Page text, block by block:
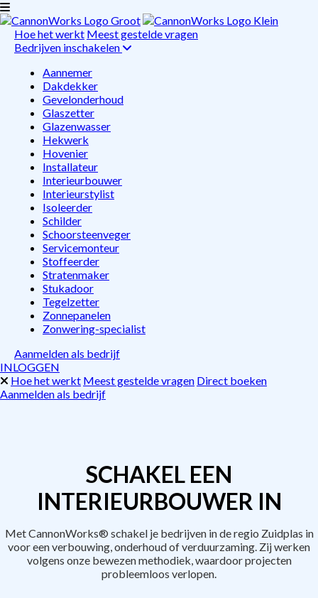
Hoe het werkt Meest gestelde vragen
Bedrijven inschakelen
Aannemer
Dakdekker
Gevelonderhoud
Glaszetter
Glazenwasser
Hekwerk
Hovenier
Installateur
Interieurbouwer
Interieurstylist
Isoleerder
Schilder
Schoorsteenveger
Servicemonteur
Stoffeerder
Stratenmaker
Stukadoor
Tegelzetter
Zonnepanelen
Zonwering-specialist
Aanmelden als bedrijf
INLOGGEN
Hoe het werkt Meest gestelde vragen Direct boeken
Aanmelden als bedrijf
SCHAKEL EEN
INTERIEURBOUWER IN
Met CannonWorks® schakel je bedrijven in de regio Zuidplas in
voor een verbouwing, onderhoud of verduurzaming. Zij werken
volgens onze bewezen methodiek, waardoor projecten
probleemloos verlopen.